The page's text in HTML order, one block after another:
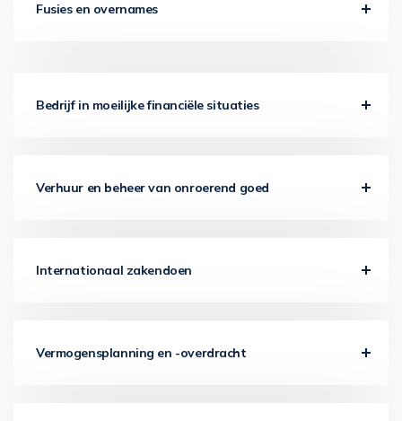
Fusies en overnames
Bedrijf in moeilijke financiële situaties
Verhuur en beheer van onroerend goed
Internationaal zakendoen
Vermogensplanning en -overdracht